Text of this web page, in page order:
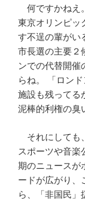
何ですかねえ
東京オリンピッ
す不逞の輩がい
市長選の主要２
ンでの代替開催
らね。 「ロン
施設も残ってる
泥棒的利権の臭
それにしても
スポーツや音楽
期のニュースが
ードが広がり、
ら、「非国民」